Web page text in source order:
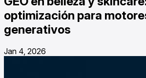
optimización para
generativos
Jan 4, 2026